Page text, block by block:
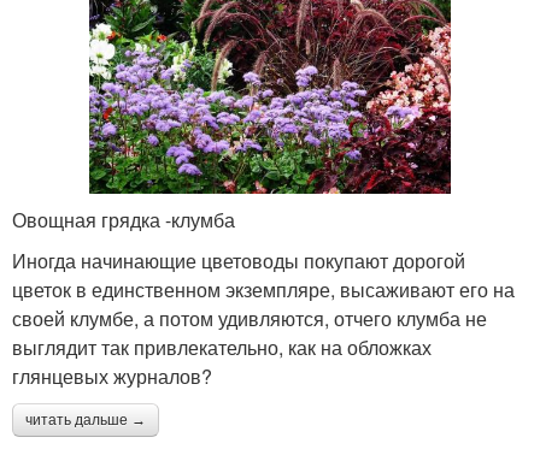
Овощная грядка -клумба
Иногда начинающие цветоводы покупают дорогой
цветок в единственном экземпляре, высаживают его на
своей клумбе, а потом удивляются, отчего клумба не
выглядит так привлекательно, как на обложках
глянцевых журналов?
читать дальше →